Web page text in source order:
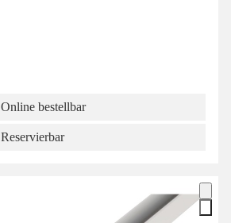
Online bestellbar
Reservierbar